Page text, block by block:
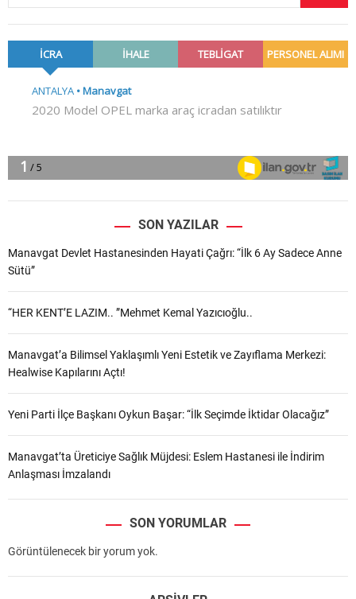
SON YAZILAR
Manavgat Devlet Hastanesinden Hayati Çağrı: “İlk 6 Ay Sadece Anne
Sütü”
“HER KENT’E LAZIM.. ”Mehmet Kemal Yazıcıoğlu..
Manavgat’a Bilimsel Yaklaşımlı Yeni Estetik ve Zayıflama Merkezi:
Healwise Kapılarını Açtı!
Yeni Parti İlçe Başkanı Oykun Başar: “İlk Seçimde İktidar Olacağız”
Manavgat’ta Üreticiye Sağlık Müjdesi: Eslem Hastanesi ile İndirim
Anlaşması İmzalandı
SON YORUMLAR
Görüntülenecek bir yorum yok.